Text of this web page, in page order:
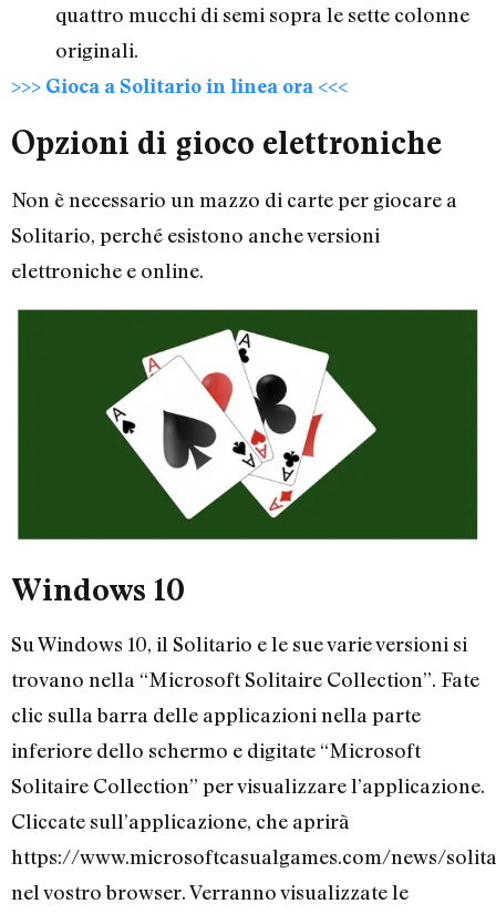
quattro mucchi di semi sopra le sette colonne
originali.
>>> Gioca a Solitario in linea ora <<<
Opzioni di gioco elettroniche
Non è necessario un mazzo di carte per giocare a
Solitario, perché esistono anche versioni
elettroniche e online.
Windows 10
Su Windows 10, il Solitario e le sue varie versioni si
trovano nella “Microsoft Solitaire Collection”. Fate
clic sulla barra delle applicazioni nella parte
inferiore dello schermo e digitate “Microsoft
Solitaire Collection” per visualizzare l’applicazione.
Cliccate sull’applicazione, che aprirà
https://www.microsoftcasualgames.com/news/
nel vostro browser. Verranno visualizzate le